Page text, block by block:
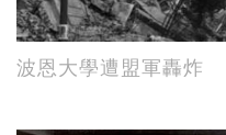
波恩大學遭盟軍轟炸